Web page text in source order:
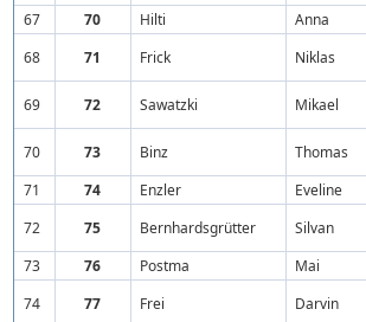
67
70 Hilti Anna
68
71 Frick Niklas
69 72 Sawatzki Mikael
70 73 Binz Thomas
71
74 Enzler Eveline
72
75 Bernhardsgrütter Silvan
73
76 Postma Mai
74
77 Frei Darvin